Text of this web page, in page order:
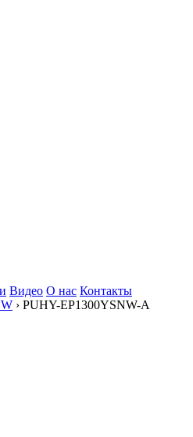
Видео О нас Контакты
› PUHY-EP1300YSNW-A